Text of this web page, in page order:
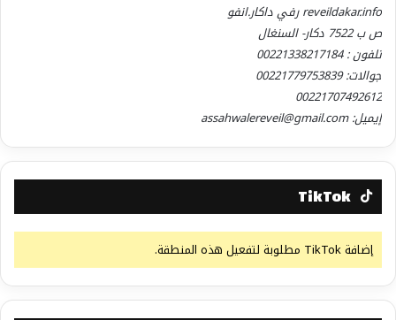
reveildakar.info رفي داكار.انفو
ص ب 7522 دكار- السنغال
تلفون : 00221338217184
جوالات: 00221779753839
00221707492612
إيميل: assahwalereveil@gmail.com
TikTok
إضافة TikTok مطلوبة لتفعيل هذه المنطقة.